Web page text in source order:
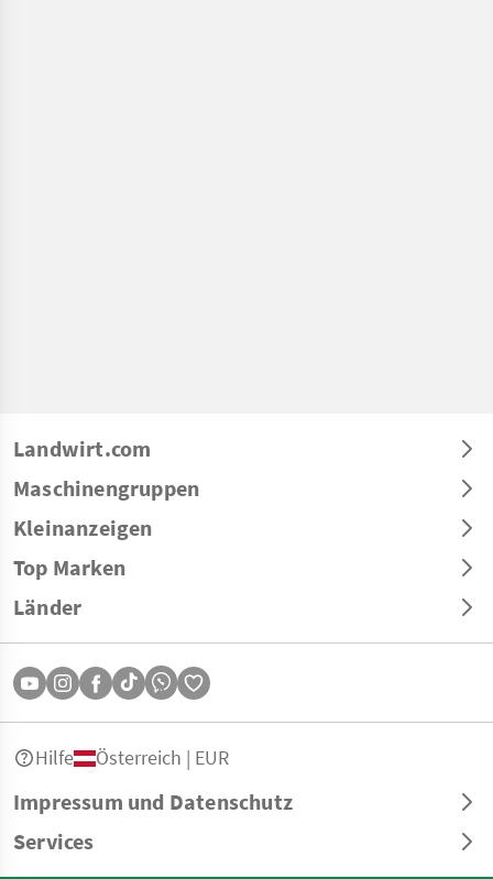
Landwirt.com
Maschinengruppen
Kleinanzeigen
Top Marken
Länder
Impressum und Datenschutz
Services
Hilfe Österreich | EUR